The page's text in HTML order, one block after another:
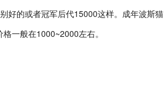
好的或者冠军后代15000这样。成年波斯猫
一般在1000~2000左右。